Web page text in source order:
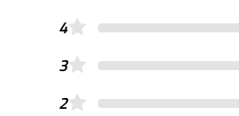
4
3
2